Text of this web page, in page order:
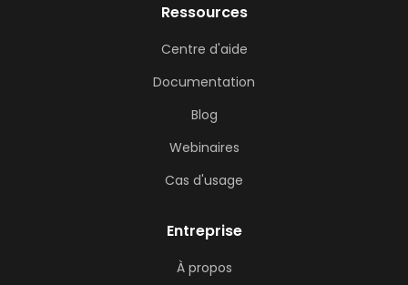
Ressources
Centre d'aide
Documentation
Blog
Webinaires
Cas d'usage
Entreprise
À propos